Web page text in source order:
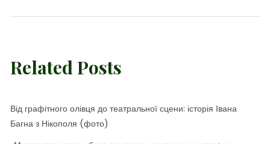
Related Posts
Від графітного олівця до театральної сцени: історія Івана
Багна з Нікополя (фото)